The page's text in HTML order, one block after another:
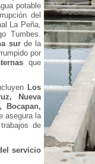
potable
del
La Peña,
Tumbes.
surde la
por
que
Los
Nueva
Bocapan,
asegura la
de
servicio